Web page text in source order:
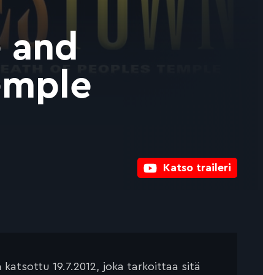
Katso traileri
19.7.2012, joka tarkoittaa sitä